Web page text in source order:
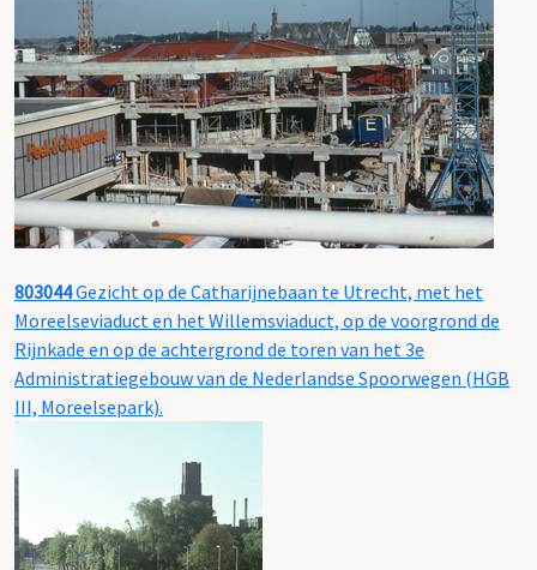
803044Gezicht op de Catharijnebaan te Utrecht, met het
Moreelseviaduct en het Willemsviaduct, op de voorgrond de
Rijnkade en op de achtergrond de toren van het 3e
Administratiegebouw van de Nederlandse Spoorwegen (HGB
III, Moreelsepark).